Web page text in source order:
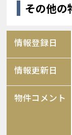
その他の
情報登録日
情報更新日
物件コメント